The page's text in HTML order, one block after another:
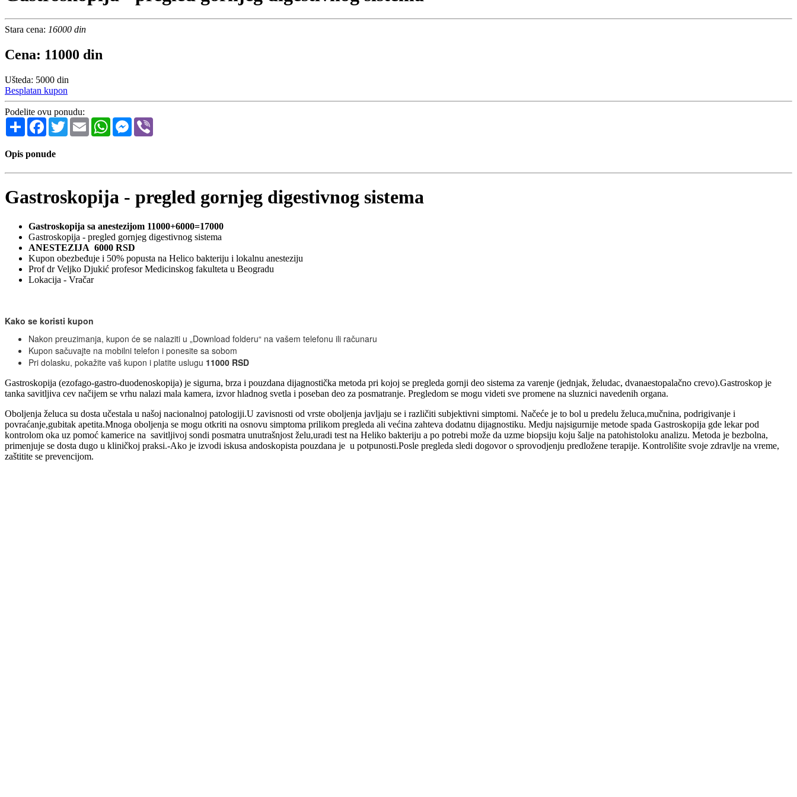
Stara cena: 16000 din
Cena: 11000 din
Ušteda: 5000 din
Besplatan kupon
Podelite ovu ponudu:
Share Facebook
TwitterEmail WhatsAppMessenger
Opis ponude
Gastroskopija - pregled gornjeg digestivnog sistema
Gastroskopija sa anestezijom 11000+6000=17000
Gastroskopija - pregled gornjeg digestivnog sistema
ANESTEZIJA 6000 RSD
Kupon obezbeđuje i 50% popusta na Helico bakteriju i lokalnu anesteziju
Prof dr Veljko Djukić profesor Medicinskog fakulteta u Beogradu
Lokacija - Vračar
Kako se koristi kupon
Nakon preuzimanja, kupon će se nalaziti u „Download folderu“ na vašem telefonu ili računaru
Kupon sačuvajte na mobilni telefon i ponesite sa sobom
Pri dolasku, pokažite vaš kupon i platite uslugu 11000 RSD
Gastroskopija (ezofago-gastro-duodenoskopija) je sigurna, brza i pouzdana dijagnostička metoda pri kojoj se pregleda gornji deo sistema za varenje (jednjak, želudac, dvanaestopalačno crevo).Gastroskop je
tanka savitljiva cev načijem se vrhu nalazi mala kamera, izvor hladnog svetla i poseban deo za posmatranje. Pregledom se mogu videti sve promene na sluznici navedenih organa.
Oboljenja želuca su dosta učestala u našoj nacionalnoj patologiji.U zavisnosti od vrste oboljenja javljaju se i različiti subjektivni simptomi. Načeće je to bol u predelu želuca,mučnina, podrigivanje i
povraćanje,gubitak apetita.Mnoga oboljenja se mogu otkriti na osnovu simptoma prilikom pregleda ali većina zahteva dodatnu dijagnostiku. Medju najsigurnije metode spada Gastroskopija gde lekar pod
kontrolom oka uz pomoć kamerice na savitljivoj sondi posmatra unutrašnjost želu,uradi test na Heliko bakteriju a po potrebi može da uzme biopsiju koju šalje na patohistoloku analizu. Metoda je bezbolna,
primenjuje se dosta dugo u kliničkoj praksi.-Ako je izvodi iskusa andoskopista pouzdana je u potpunosti.Posle pregleda sledi dogovor o sprovodjenju predložene terapije. Kontrolišite svoje zdravlje na vreme,
zaštitite se prevencijom.